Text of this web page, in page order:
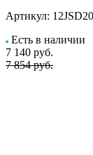
Артикул:
Есть в наличии
7 140 руб.
7 854 руб.